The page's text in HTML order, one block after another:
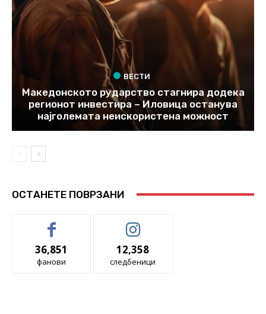
ВЕСТИ
Македонското рударство стагнира додека
регионот инвестира – Иловица останува
најголемата неискористена можност
ОСТАНЕТЕ ПОВРЗАНИ
36,851
фанови
12,358
следбеници